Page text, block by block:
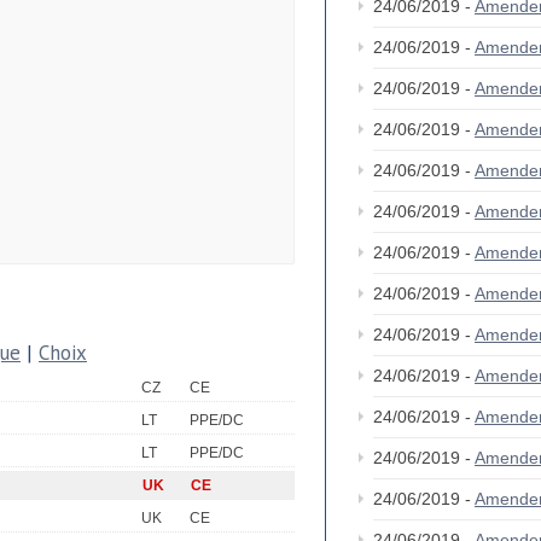
| Choix
CZ
CE
LT
PPE/DC
LT
PPE/DC
UK
CE
UK
CE
24/06/2019 -
24/06/2019 -
24/06/2019 -
24/06/2019 -
24/06/2019 -
24/06/2019 -
24/06/2019 -
24/06/2019 -
24/06/2019 -
24/06/2019 -
24/06/2019 -
24/06/2019 -
24/06/2019 -